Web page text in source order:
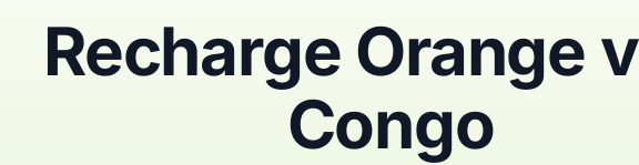
Recharge Orange
Congo